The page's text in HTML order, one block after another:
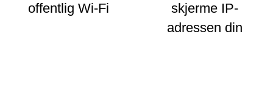
offentlig Wi-Fi
skjerme IP-
adressen din